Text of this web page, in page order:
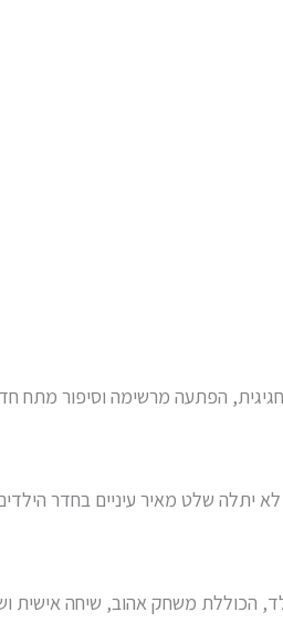
הפתעה מרשימה וסיפור מתח
שלט מאיר עיניים בחדר הילדים –
הכוללת משחק אהוב, שיחה אישית